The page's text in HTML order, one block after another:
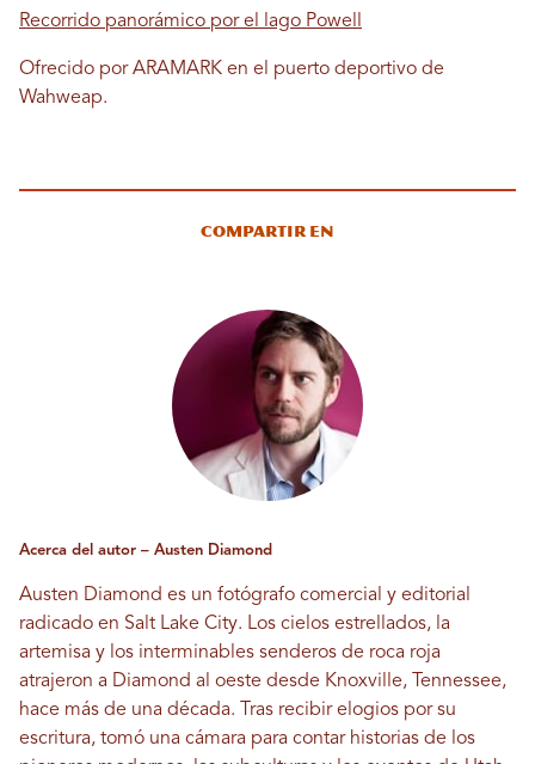
Recorrido panorámico por el lago Powell
Ofrecido por ARAMARK en el puerto deportivo de
Wahweap.
Compartir en
Acerca del autor – Austen Diamond
Austen Diamond es un fotógrafo comercial y editorial
radicado en Salt Lake City. Los cielos estrellados, la
artemisa y los interminables senderos de roca roja
atrajeron a Diamond al oeste desde Knoxville, Tennessee,
hace más de una década. Tras recibir elogios por su
escritura, tomó una cámara para contar historias de los